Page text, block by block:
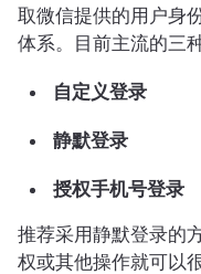
取微信提供的用户身
体系。目前主流的三
自定义登录
静默登录
授权手机号登录
推荐采用静默登录的
权或其他操作就可以